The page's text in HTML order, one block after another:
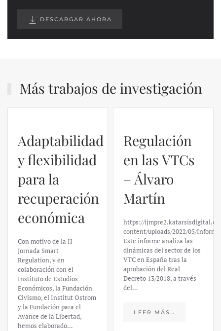
DESCARGAR AHORA
Más trabajos de investigación
Adaptabilidad
y flexibilidad
para la
recuperación
económica
Con motivo de la II
Jornada Smart
Regulation, y en
colaboración con el
Instituto de Estudios
Económicos, la Fundación
Civismo, el Institut Ostrom
y la Fundación para el
Avance de la Libertad,
hemos elaborado…
Regulación
en las VTCs
– Álvaro
Martín
https://
content/uploads/2022/05/
Este informe analiza las
dinámicas del sector de los
VTC en España tras la
aprobación del Real
Decreto 13/2018, a través
del…
LEER MÁS…